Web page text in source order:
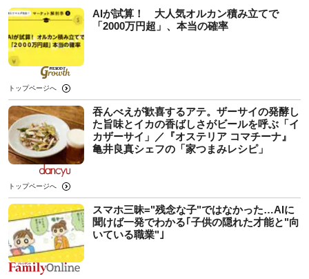
AIが試算！ 大人気オルカン積み立てで
「2000万円超」、本当の確率
トップページへ
吞んべえが歓喜するアテ。ザーサイの発酵し
た旨味とイカの香ばしさがビールを呼ぶ「イ
カザーサイ」／『オステリア コマチーナ』
⻲井良真シェフの「家つまみレシピ」
トップページへ
スマホ三昧="残念な子"ではなかった…AIに
聞けば一発でわかる｢子供の隠れた才能と"向
いている職業"｣